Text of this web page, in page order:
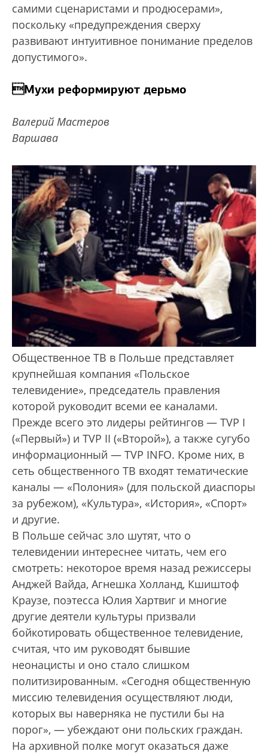
самими сценаристами и продюсерами»,
поскольку «преду­преждения сверху
развивают интуитивное понимание пределов
допустимого».
Мухи реформируют дерьмо
Валерий Мастеров
Варшава
Общественное ТВ в Польше представляет
крупнейшая компания «Польское
телевидение», председатель правления
которой руководит всеми ее каналами.
Прежде всего это лидеры рейтингов — TVP I
(«Первый») и TVP II («Второй»), а также сугубо
информационный — TVP INFO. Кроме них, в
сеть общественного ТВ входят тематичес­кие
каналы — «Полония» (для польской диаспоры
за рубежом), «Культура», «История», «Спорт»
и другие.
В Польше сейчас зло шутят, что о
телевидении интереснее читать, чем его
смот­реть: некоторое время назад режиссеры
Анджей Вайда, Агнешка Холланд, Кшиштоф
Краузе, поэтесса Юлия Хартвиг и многие
другие деятели культуры призвали
бойкотировать общественное телевидение,
считая, что им руководят бывшие
неонацисты и оно стало слишком
политизированным. «Сегодня общественную
миссию телевидения осуществляют люди,
которых вы наверняка не пустили бы на
порог», — убеждают они польс­ких граждан.
На архивной полке могут оказаться даже